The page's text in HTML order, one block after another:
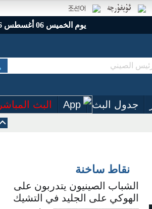
يوم الخميس 06 أغسطس 2026
جدول البث App البث المباشر
نقاط ساخنة
الشباب الصينيون يتدربون على
الهوكي على الجليد في التشيك